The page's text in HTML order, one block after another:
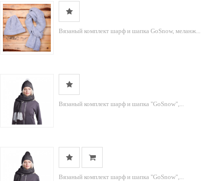
Вязаный комплект шарф и шапка GoSnow, меланж...
Вязаный комплект шарф и шапка "GoSnow",...
Вязаный комплект шарф и шапка "GoSnow",...